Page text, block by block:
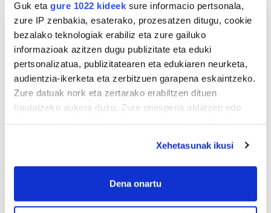
Guk eta gure 1022 kideek sure informacio pertsonala,
zure IP zenbakia, esaterako, prozesatzen ditugu, cookie
bezalako teknologiak erabiliz eta zure gailuko
informazioak azitzen dugu publizitate eta eduki
pertsonalizatua, publizitatearen eta edukiaren neurketa,
audientzia-ikerketa eta zerbitzuen garapena eskaintzeko.
Zure datuak nork eta zertarako erabiltzen dituen
hautatzeko aukera duzu. Zure onespena aldatzen edo
If you allow, we would also like to:
Collect information about your geographical
meters
Xehetasunak ikusi
Dena onartu
27
28 29 30 31 1 2
10 11 12 13 14 15 16
17 18 19 20 21 22 23
24 25 26 27 28 29 30
EGURALDIA
Oskarbi